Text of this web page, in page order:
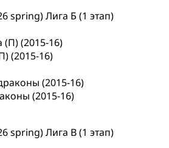
spring) Лига Б (1 этап)
(2015-16)
(2015-16)
spring) Лига В (1 этап)